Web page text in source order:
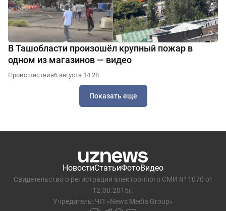
В Ташобласти произошёл крупный пожар в
одном из магазинов — видео
Происшествия6 августа 14:28
Показать еще
НовостиСтатьиФотоВидео
Свидетельство о регистрации электронного СМИ № 1070 от
12.08.2015г.
Учредитель: ЧП «News Media Group»